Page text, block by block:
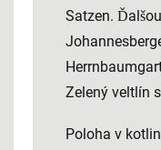
Satzen.
Zelený veltlín
Poloha v